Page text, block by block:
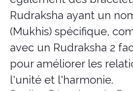
Rudraksha ayant un
(Mukhis) spécifique,
avec un Rudraksha 2
pour améliorer les
l'unité et l'harmonie.